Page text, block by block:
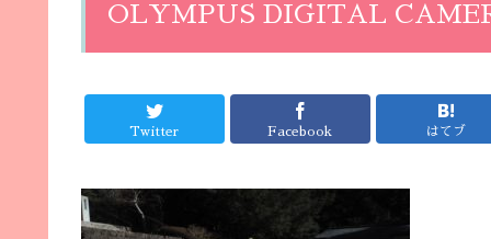
OLYMPUS DIGITAL
Twitter Facebook はてブ